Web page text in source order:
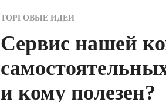
ТОРГОВЫЕ ИДЕИ
Сервис нашей
и кому полезен?